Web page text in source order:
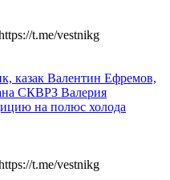
t.me/vestnikg
казак Валентин Ефремов,
СКВРЗ Валерия
на полюс холода
t.me/vestnikg